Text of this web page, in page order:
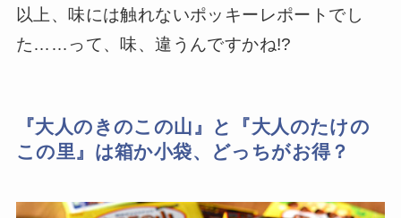
以上、味には触れないポッキーレポートでし
た……って、味、違うんですかね!?
『大人のきのこの山』と『大人のたけの
この里』は箱か小袋、どっちがお得？